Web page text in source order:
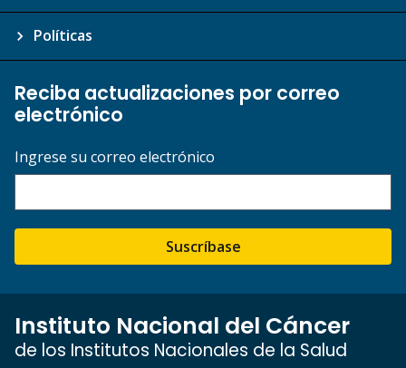
Políticas
Reciba actualizaciones por correo
electrónico
Ingrese su correo electrónico
Suscríbase
Instituto Nacional del Cáncer
de los Institutos Nacionales de la Salud